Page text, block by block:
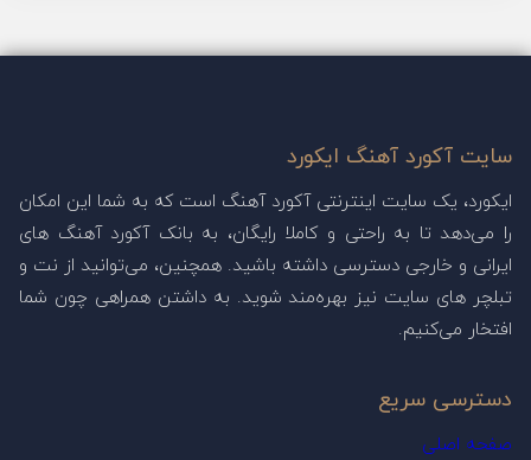
سایت آکورد آهنگ ایکورد
ایکورد، یک سایت اینترنتی آکورد آهنگ است که به شما این امکان
را می‌دهد تا به راحتی و کاملا رایگان، به بانک آکورد آهنگ های
ایرانی و خارجی دسترسی داشته باشید. همچنین، می‌توانید از نت و
تبلچر های سایت نیز بهره‌مند شوید. به داشتن همراهی چون شما
افتخار می‌کنیم.
دسترسی سریع
صفحه اصلی